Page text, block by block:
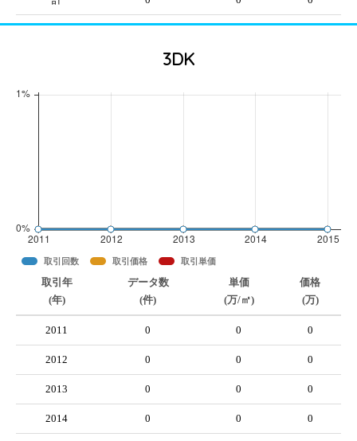
3DK
取引回数 取引価格 取引単価
取引年
(年)
データ数
(件)
単価
(万/㎡)
価格
(万)
2011 0 0 0
2012 0 0 0
2013 0 0 0
2014 0 0 0